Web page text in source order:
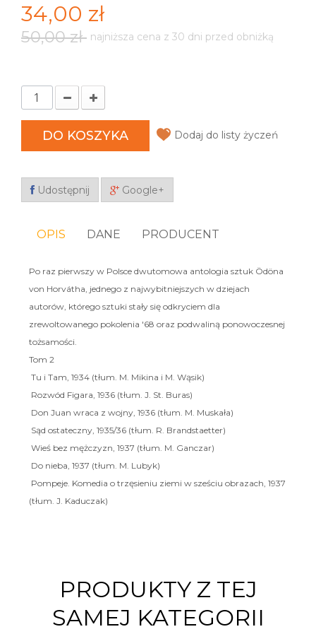
34,00 zł
50,00 zł najniższa cena z 30 dni przed obniżką
DO KOSZYKA Dodaj do listy życzeń
Udostępnij Google+
OPIS DANE PRODUCENT
Po raz pierwszy w Polsce dwutomowa antologia sztuk Ödöna
von Horvátha, jednego z najwybitniejszych w dziejach
autorów, którego sztuki stały się odkryciem dla
zrewoltowanego pokolenia '68 oraz podwaliną ponowoczesnej
tożsamości.
Tom 2
Tu i Tam , 1934 (tłum. M. Mikina i M. Wąsik)
Rozwód Figara , 1936 (tłum. J. St. Buras)
Don Juan wraca z wojny, 1936 (tłum. M. Muskała)
Sąd ostateczny, 1935/36 (tłum. R. Brandstaetter)
Wieś bez mężczyzn , 1937 (tłum. M. Ganczar)
Do nieba , 1937 (tłum. M. Lubyk)
Pompeje. Komedia o trzęsieniu ziemi w sześciu obrazach , 1937
(tłum. J. Kaduczak)
PRODUKTY Z TEJ
SAMEJ KATEGORII